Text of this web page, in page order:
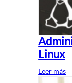
Linux
Leer más